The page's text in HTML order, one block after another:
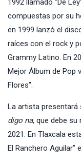
1992 llamado “De
compuestas por su
en 1999 lanzó el
raíces con el rock y
Grammy Latino. En
Mejor Álbum de Pop
Flores”.
La artista presentará
digo na, que debe
2021. En Tlaxcala
El Ranchero Aguilar”